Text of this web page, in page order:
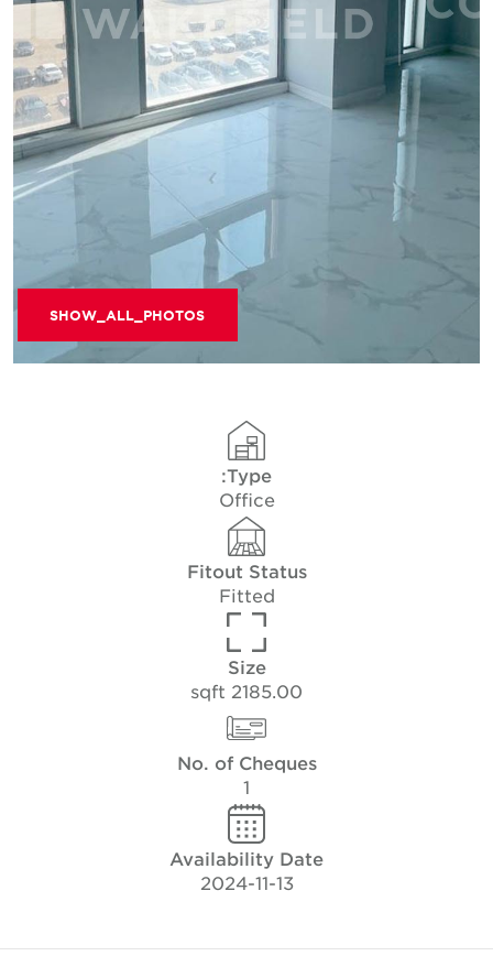
SHOW_ALL_PHOTOS
Type:
Office
Fitout Status
Fitted
Size
2185.00 sqft
No. of Cheques
Availability Date
2024-11-13